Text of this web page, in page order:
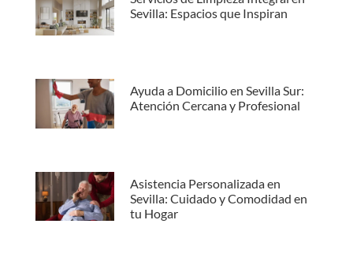
Sevilla: Espacios que Inspiran
Ayuda a Domicilio en Sevilla Sur:
Atención Cercana y Profesional
Asistencia Personalizada en
Sevilla: Cuidado y Comodidad en
tu Hogar